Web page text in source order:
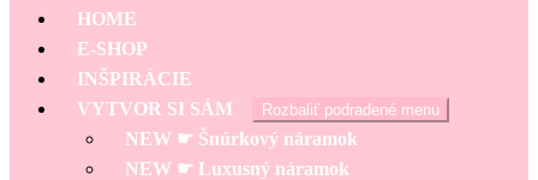
HOME
E-SHOP
INŠPIRÁCIE
VYTVOR SI SÁM
Rozbaliť podradené menu
NEW ☛ Šnúrkový náramok
NEW ☛ Luxusný náramok